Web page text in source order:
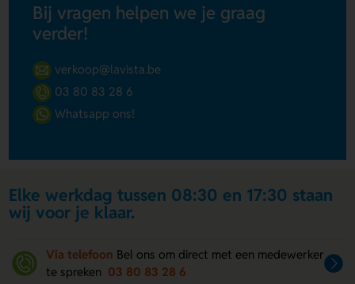
Bij vragen helpen we je graag
verder!
verkoop@lavista.be
03 80 83 28 6
Whatsapp ons!
Elke werkdag tussen 08:30 en 17:30 staan
wij voor je klaar.
Via telefoon Bel ons om direct met een medewerker
te spreken 03 80 83 28 6